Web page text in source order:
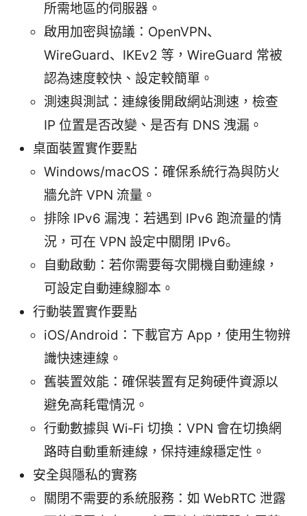
所需地區的伺服器。
啟用加密與協議：OpenVPN、
WireGuard、IKEv2 等，WireGuard 常被
認為速度較快、設定較簡單。
測速與測試：連線後開啟網站測速，檢查
IP 位置是否改變、是否有 DNS 洩漏。
桌面裝置實作要點
Windows/macOS：確保系統行為與防火
牆允許 VPN 流量。
排除 IPv6 漏洩：若遇到 IPv6 跑流量的情
況，可在 VPN 設定中關閉 IPv6。
自動啟動：若你需要每次開機自動連線，
可設定自動連線腳本。
行動裝置實作要點
iOS/Android：下載官方 App，使用生物辨
識快速連線。
舊裝置效能：確保裝置有足夠硬件資源以
避免高耗電情況。
行動數據與 Wi‑Fi 切換：VPN 會在切換網
路時自動重新連線，保持連線穩定性。
安全與隱私的實務
關閉不需要的系統服務：如 WebRTC 泄露